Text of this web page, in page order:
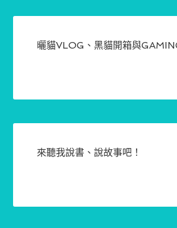
曬貓VLOG、黑貓開箱與
來聽我說書、說故事吧！